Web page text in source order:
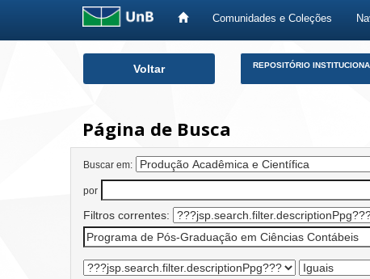
Comunidades e Coleções
Voltar REPOSITÓRIO
Página de Busca
Buscar em:
por
Filtros correntes: